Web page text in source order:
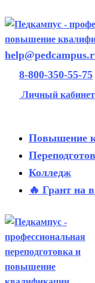
8-800-350-55-75
Личный кабинет
Повышение
Колледж
🔥 Грант на